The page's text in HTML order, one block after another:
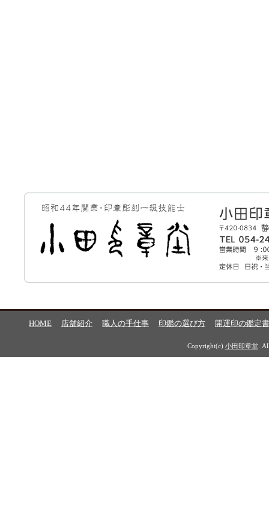
HOME 店舗紹介 職人の手仕事 印鑑の選び方 開運印の鑑定書
Copyright(c) 小田印章堂.